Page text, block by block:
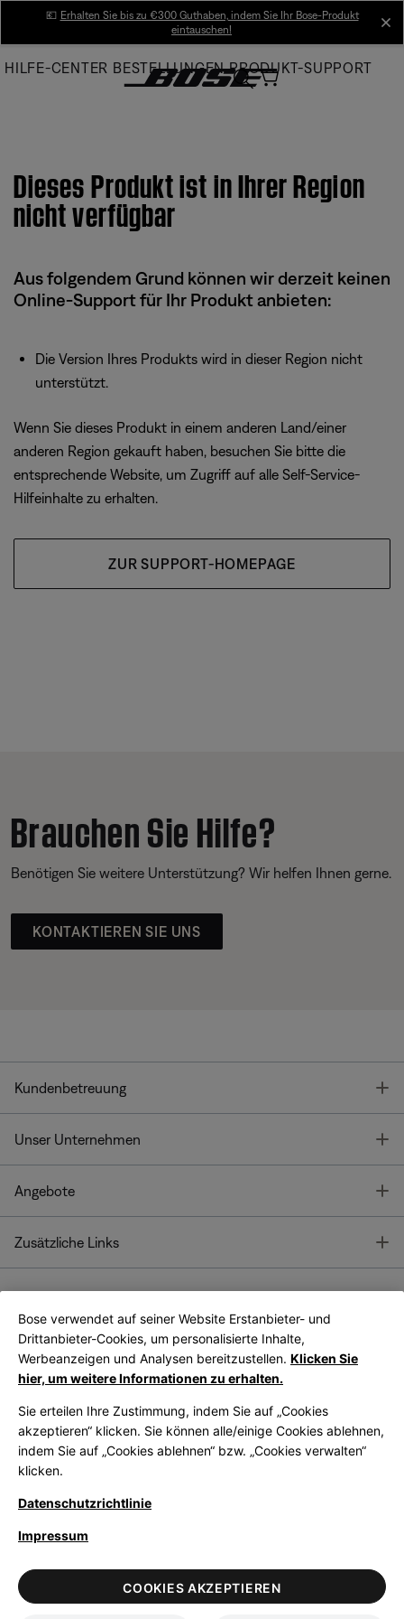
Main
💶 Erhalten Sie bis zu €300 Guthaben, indem Sie Ihr Bose-Produkt
eintauschen!
HILFE-CENTER BESTELLUNGEN PRODUKT-SUPPORT
Dieses Produkt ist in Ihrer Region
nicht verfügbar
Aus folgendem Grund können wir derzeit keinen
Online-Support für Ihr Produkt anbieten:
Die Version Ihres Produkts wird in dieser Region nicht
unterstützt.
Wenn Sie dieses Produkt in einem anderen Land/einer
anderen Region gekauft haben, besuchen Sie bitte die
entsprechende Website, um Zugriff auf alle Self-Service-
Hilfeinhalte zu erhalten.
ZUR SUPPORT-HOMEPAGE
Brauchen Sie Hilfe?
Benötigen Sie weitere Unterstützung? Wir helfen Ihnen gerne.
KONTAKTIEREN SIE UNS
Kundenbetreuung
Unser Unternehmen
Angebote
Zusätzliche Links
Bose App
Bose Connect
App
LegalDatenschutzrichtlinieZugänglichkeitHinweis zu Cookies
VerkaufsbedingungenNutzungsbedingungen
Bose verwendet auf seiner Website Erstanbieter- und
Drittanbieter-Cookies, um personalisierte Inhalte,
Werbeanzeigen und Analysen bereitzustellen. Klicken Sie
hier, um weitere Informationen zu erhalten.
Sie erteilen Ihre Zustimmung, indem Sie auf „Cookies
akzeptieren“ klicken. Sie können alle/einige Cookies ablehnen,
indem Sie auf „Cookies ablehnen“ bzw. „Cookies verwalten“
klicken.
Datenschutzrichtlinie
Impressum
COOKIES AKZEPTIEREN